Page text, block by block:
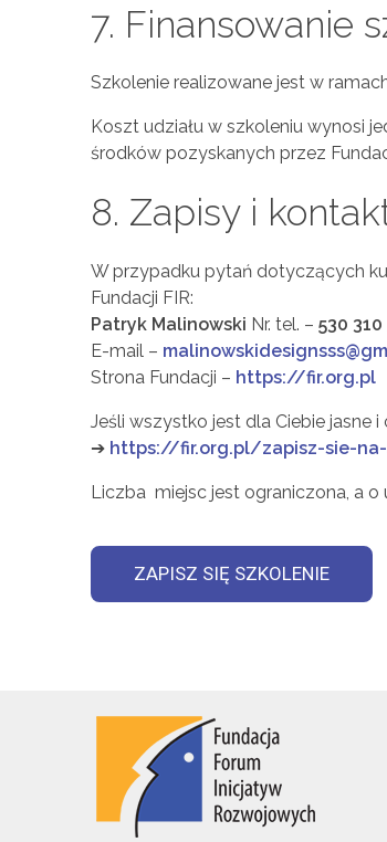
7. Finansowanie
Szkolenie realizowane jest w
Koszt udziału w szkoleniu wynosi
środków pozyskanych przez
8. Zapisy i
W przypadku pytań dotyczących
Fundacji FIR:
Patryk Malinowski Nr. tel. – 530
E-mail –
Strona Fundacji – https://fir.org.pl
Jeśli wszystko jest dla Ciebie jasne
➔ https://fir.org.pl/zapisz-sie-
Liczba miejsc jest ograniczona, a o
ZAPISZ SIĘ SZKOLENIE